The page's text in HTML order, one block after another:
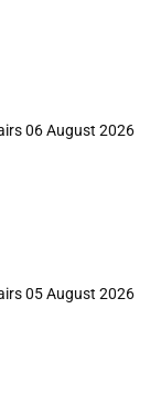
06 August 2026
05 August 2026